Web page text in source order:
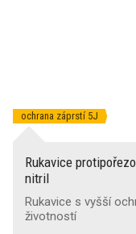
ochrana záprstí 5J
Rukavice
nitril
Rukavice s vyšší
životností